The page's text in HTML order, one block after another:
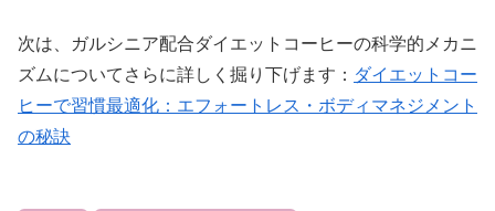
次は、ガルシニア配合ダイエットコーヒーの科学的メカニ
ズムについてさらに詳しく掘り下げます： ダイエットコー
ヒーで習慣最適化：エフォートレス・ボディマネジメント
の秘訣